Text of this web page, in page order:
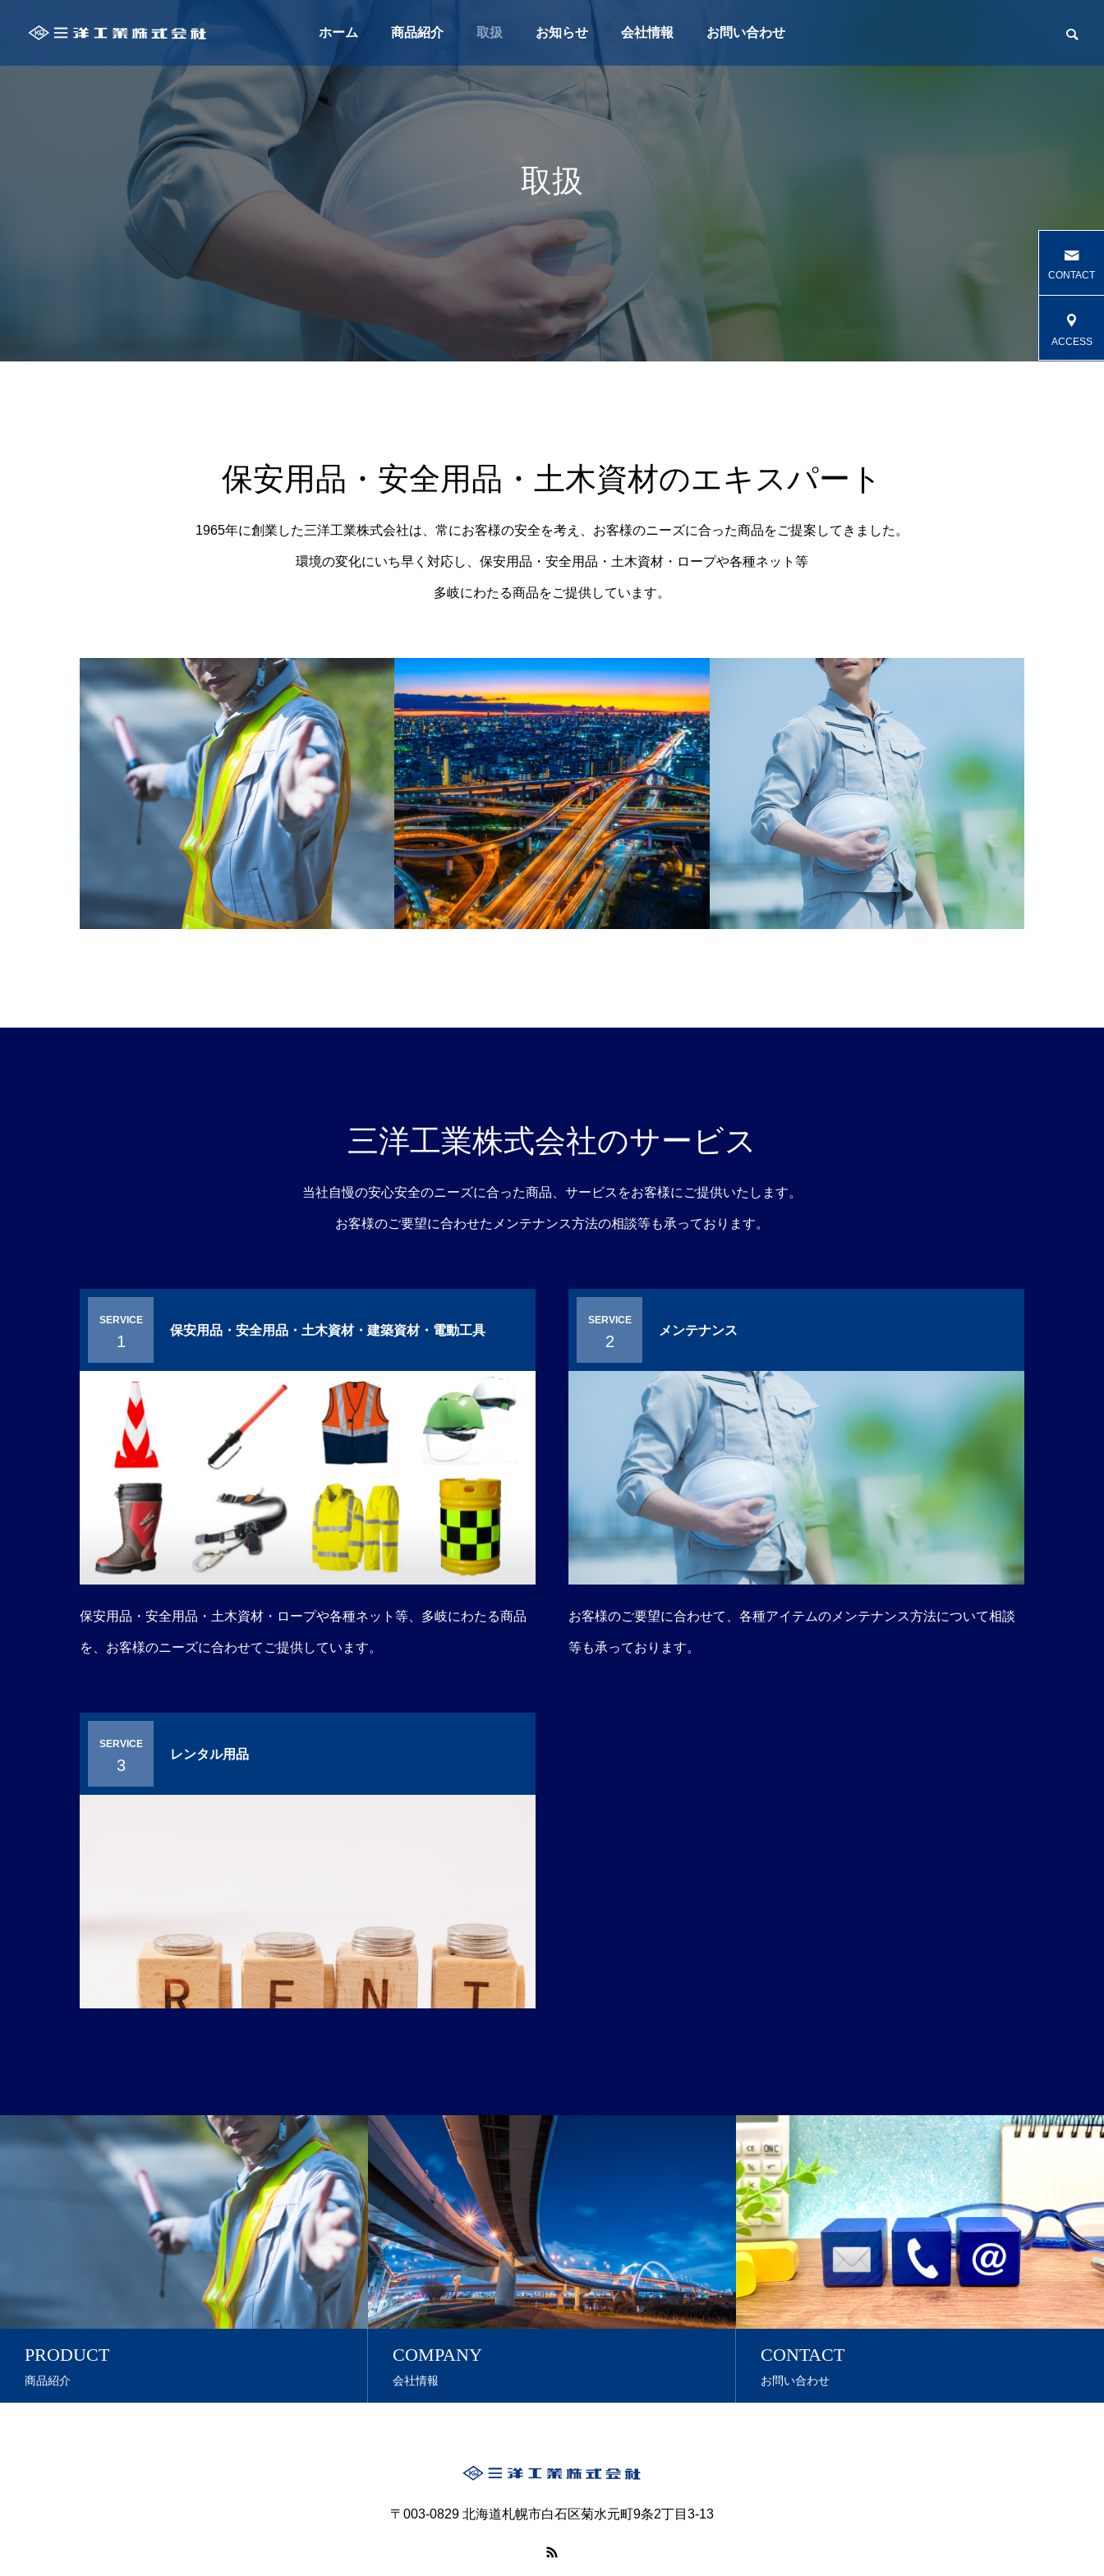
ホーム 商品紹介 取扱 お知らせ 会社情報 お問い合わせ
保安用品・安全用品
季節商品 環境・衛生用品 防犯用品 おすすめ商品 レンタル用品
鹿・熊・野生動物対策用品 防災避難用品
取扱
保安用品・安全用品・土木資材のエキスパート
1965年に創業した三洋工業株式会社は、常にお客様の安全を考え、お客様のニーズに合った商品をご提案してきました。
環境の変化にいち早く対応し、保安用品・安全用品・土木資材・ロープや各種ネット等
多岐にわたる商品をご提供しています。
三洋工業株式会社のサービス
当社自慢の安心安全のニーズに合った商品、サービスをお客様にご提供いたします。
お客様のご要望に合わせたメンテナンス方法の相談等も承っております。
SERVICE
1
保安用品・安全用品・土木資材・建築資材・電動工具
保安用品・安全用品・土木資材・ロープや各種ネット等、多岐にわたる商品
を、お客様のニーズに合わせてご提供しています。
SERVICE
2
メンテナンス
お客様のご要望に合わせて、各種アイテムのメンテナンス方法について相談
等も承っております。
SERVICE
3
レンタル用品
PRODUCT
商品紹介
COMPANY
会社情報
CONTACT
お問い合わせ
〒003-0829 北海道札幌市白石区菊水元町9条2丁目3-13
CONTACT
ACCESS